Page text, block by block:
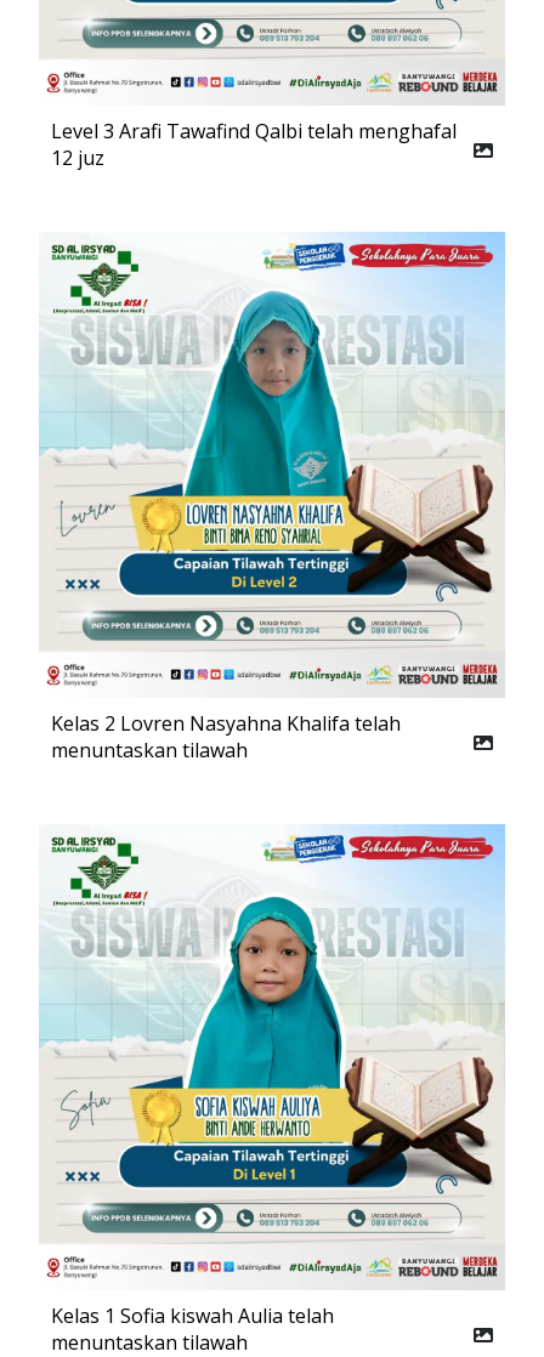
Level 3 Arafi Tawafind Qalbi telah menghafal
12 juz
Kelas 2 Lovren Nasyahna Khalifa telah
menuntaskan tilawah
Kelas 1 Sofia kiswah Aulia telah
menuntaskan tilawah